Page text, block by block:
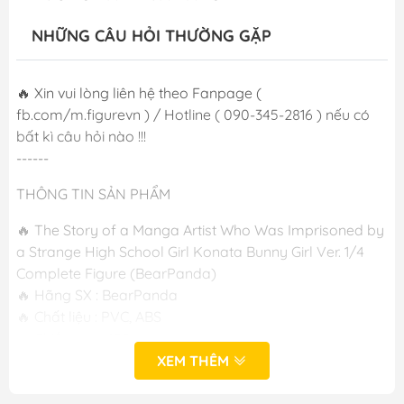
NHỮNG CÂU HỎI THƯỜNG GẶP
🔥 Xin vui lòng liên hệ theo Fanpage (
fb.com/m.figurevn ) / Hotline ( 090-345-2816 ) nếu có
bất kì câu hỏi nào !!!
------
THÔNG TIN SẢN PHẨM
🔥 The Story of a Manga Artist Who Was Imprisoned by
a Strange High School Girl Konata Bunny Girl Ver. 1/4
Complete Figure (BearPanda)
🔥 Hãng SX : BearPanda
🔥 Chiều cao: 450mm
🔥 Phát hành : T2/2024
XEM THÊM